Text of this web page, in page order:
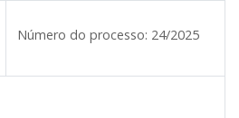
Número do processo: 24/2025